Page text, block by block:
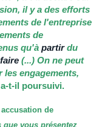
il y a des efforts
de l'entreprise
de
qu'à partirdu
faire (...) On ne peut
engagements,
t-il poursuivi.
de
que vous présentez